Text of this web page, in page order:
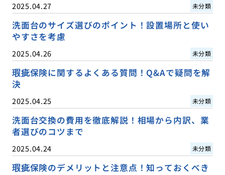
2025.04.27 未分類
洗面台のサイズ選びのポイント！設置場所と使い
やすさを考慮
2025.04.26 未分類
瑕疵保険に関するよくある質問！Q&Aで疑問を解
決
2025.04.25 未分類
洗面台交換の費用を徹底解説！相場から内訳、業
者選びのコツまで
2025.04.24 未分類
瑕疵保険のデメリットと注意点！知っておくべき